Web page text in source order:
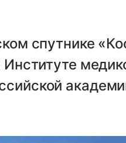
спутнике
Институте